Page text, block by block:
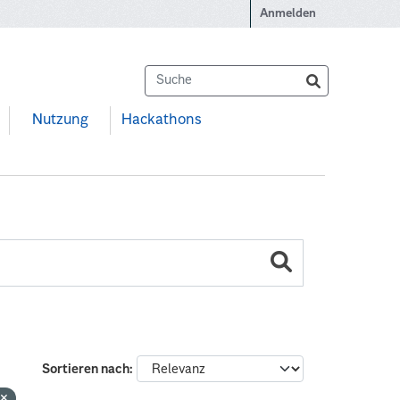
Anmelden
Nutzung Hackathons
Sortieren nach